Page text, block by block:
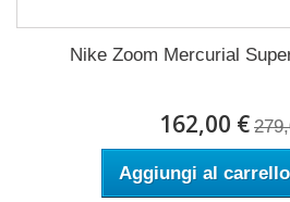
Nike Zoom Mercurial
162,00 €
Aggiungi al carrello